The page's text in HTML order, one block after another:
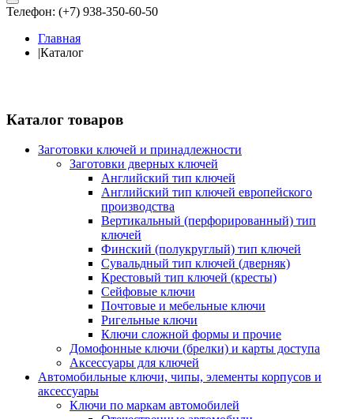
Телефон: (+7) 938-350-60-50
Главная
|Каталог
Каталог товаров
Заготовки ключей и принадлежности
Заготовки дверных ключей
Английский тип ключей
Английский тип ключей европейского
производства
Вертикальный (перфорированный) тип
ключей
Финский (полукруглый) тип ключей
Сувальдный тип ключей (дверняк)
Крестовый тип ключей (кресты)
Сейфовые ключи
Почтовые и мебельные ключи
Ригельные ключи
Ключи сложной формы и прочие
Домофонные ключи (брелки) и карты доступа
Аксессуары для ключей
Автомобильные ключи, чипы, элементы корпусов и
аксессуары
Ключи по маркам автомобилей